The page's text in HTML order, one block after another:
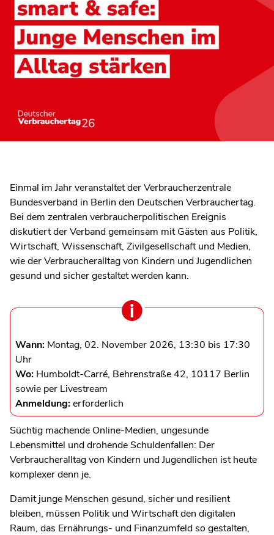
Einmal im Jahr veranstaltet der Verbraucherzentrale
Bundesverband in Berlin den Deutschen Verbrauchertag.
Bei dem zentralen verbraucherpolitischen Ereignis
diskutiert der Verband gemeinsam mit Gästen aus Politik,
Wirtschaft, Wissenschaft, Zivilgesellschaft und Medien,
wie der Verbraucheralltag von Kindern und Jugendlichen
gesund und sicher gestaltet werden kann.
Wann: Montag, 02. November 2026, 13:30 bis 17:30
Uhr
Wo: Humboldt-Carré, Behrenstraße 42, 10117 Berlin
sowie per Livestream
Anmeldung:erforderlich
Süchtig machende Online‑Medien, ungesunde
Lebensmittel und drohende Schuldenfallen: Der
Verbraucheralltag von Kindern und Jugendlichen ist heute
komplexer denn je.
Damit junge Menschen gesund, sicher und resilient
bleiben, müssen Politik und Wirtschaft den digitalen
Raum, das Ernährungs- und Finanzumfeld so gestalten,